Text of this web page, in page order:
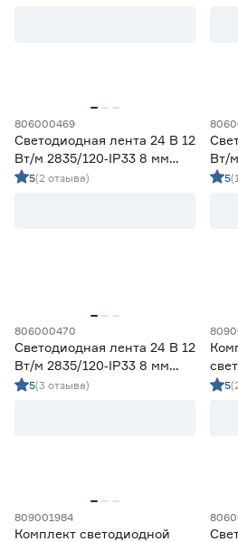
2700 (теплый)
2700-3000 (теплый)
3000 (теплый)
3800-4200 (дневной)
4000 (нейтральный)
Ещё 4
Степень защиты (IP)
1 1,2
5
Ещё 1
806000469
Светодиодная лента 24 В 12
Вт/м 2835/120‑IP33 8 мм
дневной 5 м Geniled
5(2 отзыва)
Вт/
5
806000470
Светодиодная лента 24 В 12
Вт/м 2835/120‑IP33 8 мм
холодный 5 м Geniled
5(3 отзыва)
4,85
809001984
Комплект светодиодной